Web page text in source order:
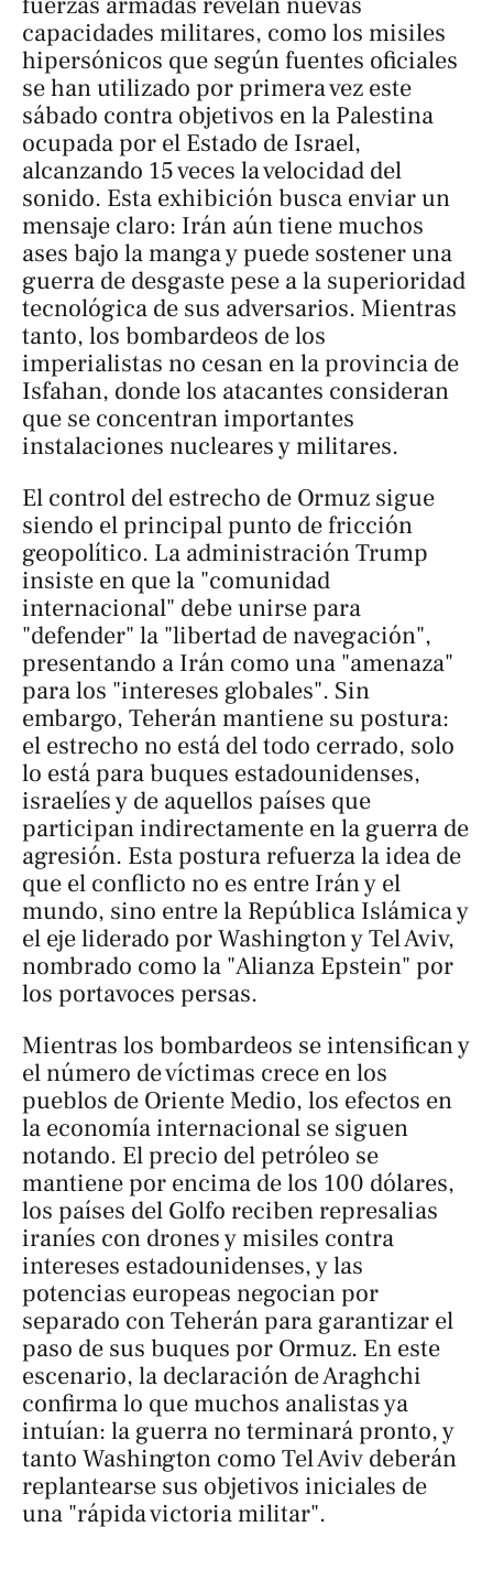
capacidades militares, como los misiles
hipersónicos que según fuentes oficiales
se han utilizado por primera vez este
sábado contra objetivos en la Palestina
ocupada por el Estado de Israel,
alcanzando 15 veces la velocidad del
sonido. Esta exhibición busca enviar un
mensaje claro: Irán aún tiene muchos
ases bajo la manga y puede sostener una
guerra de desgaste pese a la superioridad
tecnológica de sus adversarios. Mientras
tanto, los bombardeos de los
imperialistas no cesan en la provincia de
Isfahan, donde los atacantes consideran
que se concentran importantes
instalaciones nucleares y militares.
El control del estrecho de Ormuz sigue
siendo el principal punto de fricción
geopolítico. La administración Trump
insiste en que la "comunidad
internacional" debe unirse para
"defender" la "libertad de navegación",
presentando a Irán como una "amenaza"
para los "intereses globales". Sin
embargo, Teherán mantiene su postura:
el estrecho no está del todo cerrado, solo
lo está para buques estadounidenses,
israelíes y de aquellos países que
participan indirectamente en la guerra de
agresión. Esta postura refuerza la idea de
que el conflicto no es entre Irán y el
mundo, sino entre la República Islámica y
el eje liderado por Washington y Tel Aviv,
nombrado como la "Alianza Epstein" por
los portavoces persas.
Mientras los bombardeos se intensifican y
el número de víctimas crece en los
pueblos de Oriente Medio, los efectos en
la economía internacional se siguen
notando. El precio del petróleo se
mantiene por encima de los 100 dólares,
los países del Golfo reciben represalias
iraníes con drones y misiles contra
intereses estadounidenses, y las
potencias europeas negocian por
separado con Teherán para garantizar el
paso de sus buques por Ormuz. En este
escenario, la declaración de Araghchi
confirma lo que muchos analistas ya
intuían: la guerra no terminará pronto, y
tanto Washington como Tel Aviv deberán
replantearse sus objetivos iniciales de
una "rápida victoria militar".